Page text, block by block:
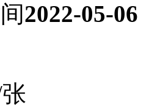
2022-05-06